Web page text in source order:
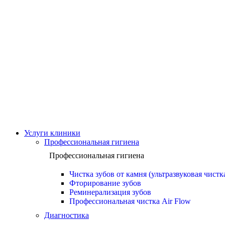
Услуги клиники
Профессиональная гигиена
Профессиональная гигиена
Чистка зубов от камня (ультразвуковая
Фторирование зубов
Реминерализация зубов
Профессиональная чистка Air Flow
Диагностика